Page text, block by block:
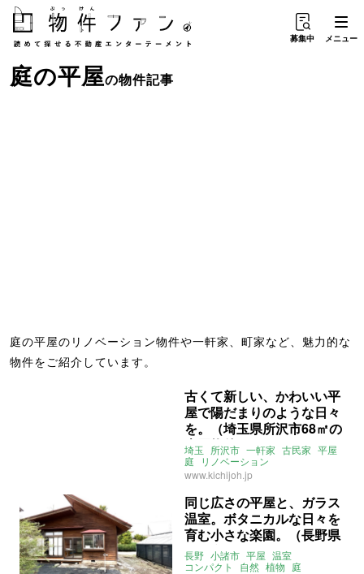
募集中 メニュー
庭の平屋の物件記事
庭の平屋のリノベーション物件や一軒家、町家など、魅力的な
物件をご紹介しています。
古くて新しい、かわいい平
屋で陽だまりのような日々
を。（埼玉県所沢市68㎡の
売買物件）
埼玉 所沢市 一軒家 古民家 平屋
庭
リノベーション
アメリカンハウス
売買
www.kichijoh.jp
同じ広さの平屋と、ガラス
温室。ボタニカルな日々を
育む小さな楽園。（長野県
小諸市33㎡の売買物件）
長野 小諸市 平屋 温室
コンパクト
自然 植物 庭